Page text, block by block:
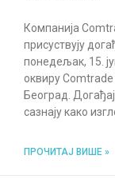
Компанија
присуствују
понедељак, 15.
оквиру
Београд.
сазнају како
ПРОЧИТАЈ ВИШЕ »